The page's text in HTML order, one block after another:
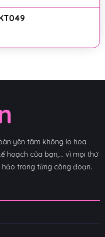
yên tâm không lo hoa
hoạch của bạn,... vì mọi thứ
trong từng công đoạn.